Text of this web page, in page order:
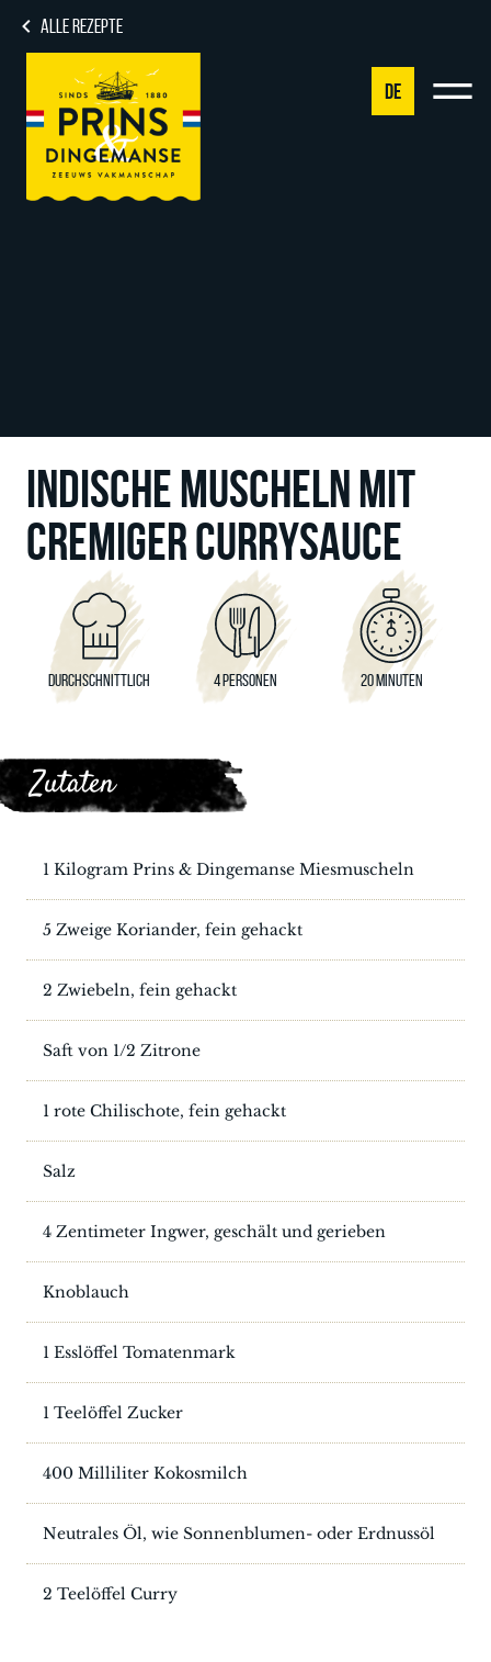
ALLE REZEPTE
DE
INDISCHE MUSCHELN MIT
CREMIGER CURRYSAUCE
DURCHSCHNITTLICH 4 PERSONEN 20 MINUTEN
Zutaten
1 Kilogram Prins & Dingemanse Miesmuscheln
5 Zweige Koriander, fein gehackt
2 Zwiebeln, fein gehackt
Saft von 1/2 Zitrone
1 rote Chilischote, fein gehackt
Salz
4 Zentimeter Ingwer, geschält und gerieben
Knoblauch
1 Esslöffel Tomatenmark
1 Teelöffel Zucker
400 Milliliter Kokosmilch
Neutrales Öl, wie Sonnenblumen- oder Erdnussöl
2 Teelöffel Curry